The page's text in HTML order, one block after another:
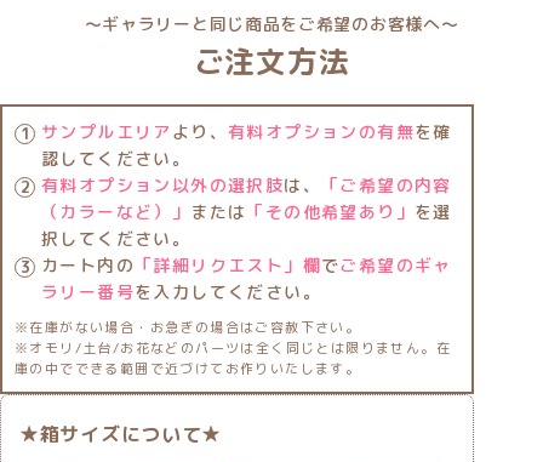
〜ギャラリーと同じ商品をご希望のお客様へ〜
ご注文方法
サンプルエリア より、有料オプションの有無を確
認してください。
有料オプション以外の選択肢は、
「ご希望の内容
（カラーなど）」 または 「その他希望あり」 を選
択してください。
カート内の 「詳細リクエスト」欄でご希望のギャ
ラリー番号を入力してください。
※在庫がない場合・お急ぎの場合はご容赦下さい。
※オモリ/土台/お花などのパーツは全く同じとは限りません。在
庫の中でできる範囲で近づけてお作りいたします。
★箱サイズについて★